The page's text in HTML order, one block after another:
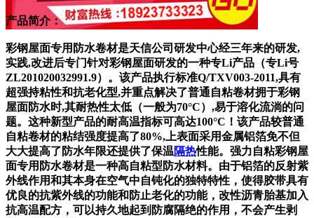
产品简介：
彩钢屋面专用防水卷材是天信公司研发中心经三年来的研发,
实践,改进后专门针对彩钢屋面研发的一种专Li产品（专Li号
ZL201020032991.9）。该产品执行标准Q/TXV003-2011,具有
超强持粘性和抗老化型,并重点解决了普通自粘卷材拥于彩钢
屋面防水时,其耐热性太低（一般为70°C）,易于溶化流淌的问
题。这种新型产品的耐高温指标可高达100°C！该产品较普通
自粘卷材的粘结强度提高了80%,上表面采用金属铝箔免不但
大大提高了防水年限还提供了保温隔热性能。强力自粘彩钢屋
面专用防水卷材是一种高自粘型防水材料。由于铝箔的反射紫
外线作用和其本身在空气中自钝化的独特特性，使得胶带具有
优良的抗紫外线的功能和防止老化的功能，改性沥青胎基加入
抗高温配方，可以持久地起到防腐隔绝的作用，不会产生剥